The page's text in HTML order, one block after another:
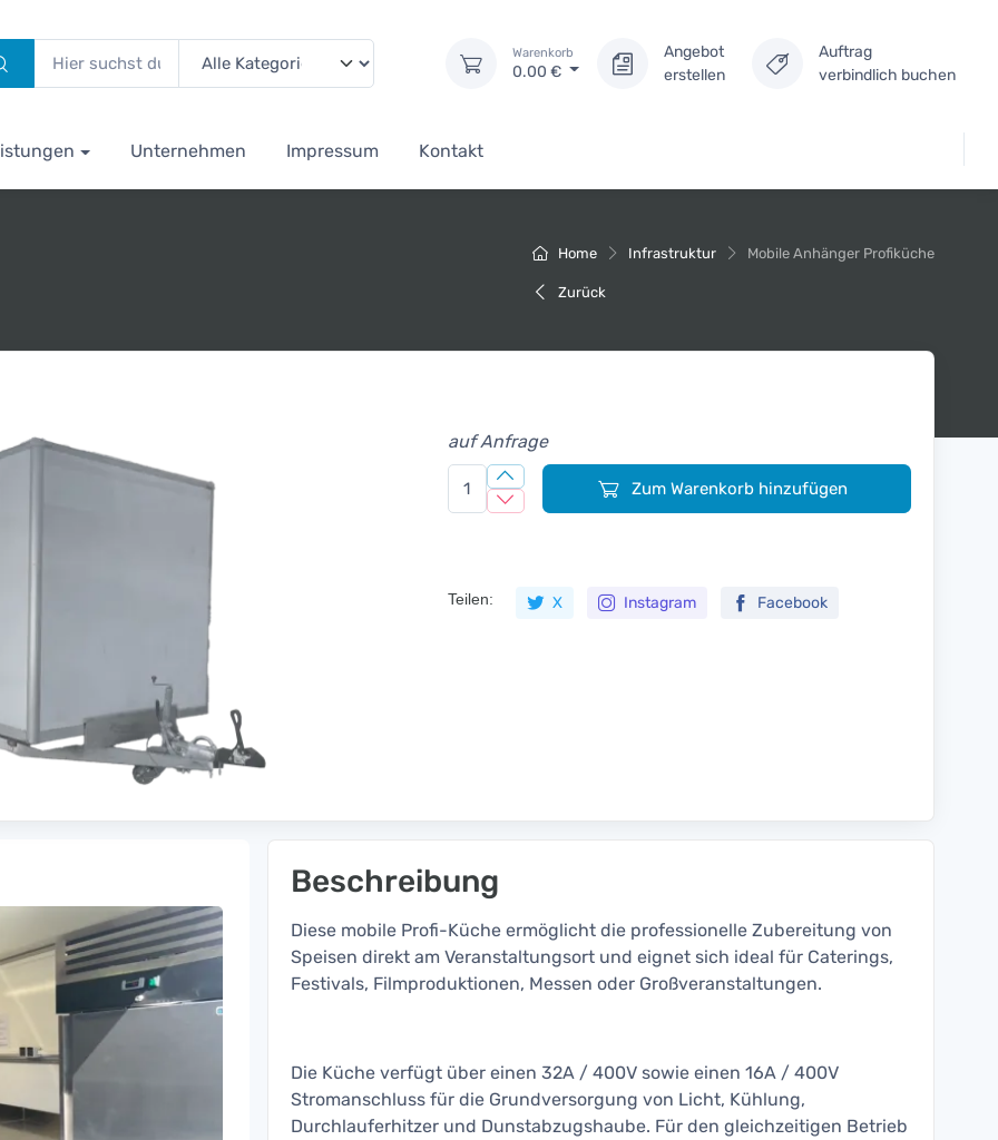
Warenkorb
0.00 €
Angebot
erstellen
Auftrag
verbindlich buchen
Unternehmen Impressum Kontakt
Home Infrastruktur Mobile Anhänger Profiküche
Zurück
auf Anfrage
Zum Warenkorb hinzufügen
Teilen: X Instagram Facebook
Beschreibung
Diese mobile Profi-Küche ermöglicht die professionelle Zubereitung von
Speisen direkt am Veranstaltungsort und eignet sich ideal für Caterings,
Festivals, Filmproduktionen, Messen oder Großveranstaltungen.
Die Küche verfügt über einen 32A / 400V sowie einen 16A / 400V
Stromanschluss für die Grundversorgung von Licht, Kühlung,
Durchlauferhitzer und Dunstabzugshaube. Für den gleichzeitigen Betrieb